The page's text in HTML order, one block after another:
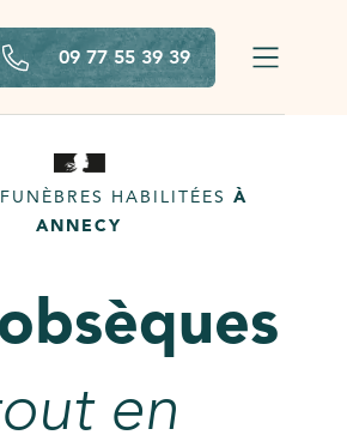
09 77 55 39 39
HABILITÉES À
ANNECY
en